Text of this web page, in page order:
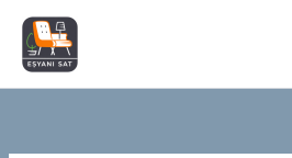
İçeriğe